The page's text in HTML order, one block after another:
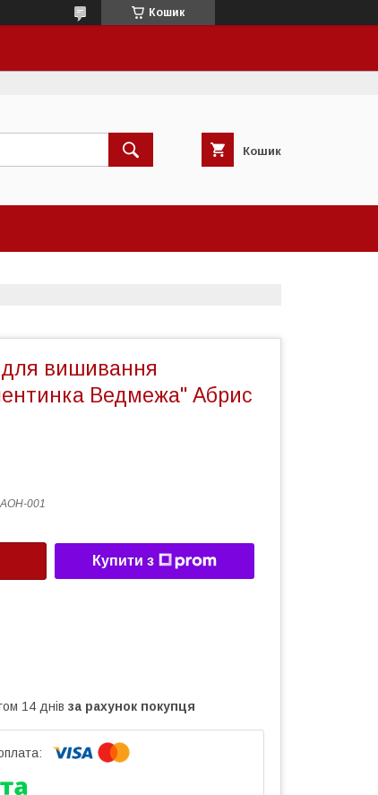
Кошик
Кошик
для вишивання
Ведмежа" Абрис
AOH-001
Купити з
14 днів за рахунок покупця